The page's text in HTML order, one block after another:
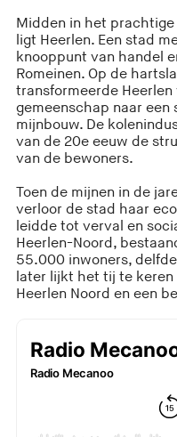
Midden in het
ligt Heerlen. Een stad
knooppunt van handel
Romeinen. Op de
transformeerde
gemeenschap naar een
mijnbouw. De
van de 20e eeuw de
van de bewoners.
Toen de mijnen in de
verloor de stad haar
leidde tot verval en
Heerlen-Noord,
55.000 inwoners,
later lijkt het tij te keren
Heerlen Noord en een